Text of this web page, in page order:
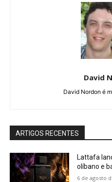
David
David Nordon é
ARTIGOS RECENTES
Lattafa
olíbano e
6 de agosto